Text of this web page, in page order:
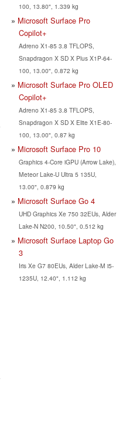
100, 13.80", 1.339 kg
Microsoft Surface Pro
Copilot+
Adreno X1-85 3.8 TFLOPS,
Snapdragon X SD X Plus X1P-64-
100, 13.00", 0.872 kg
Microsoft Surface Pro OLED
Copilot+
Adreno X1-85 3.8 TFLOPS,
Snapdragon X SD X Elite X1E-80-
100, 13.00", 0.87 kg
Microsoft Surface Pro 10
Graphics 4-Core iGPU (Arrow Lake),
Meteor Lake-U Ultra 5 135U,
13.00", 0.879 kg
Microsoft Surface Go 4
UHD Graphics Xe 750 32EUs, Alder
Lake-N N200, 10.50", 0.512 kg
Microsoft Surface Laptop Go
3
Iris Xe G7 80EUs, Alder Lake-M i5-
1235U, 12.40", 1.112 kg